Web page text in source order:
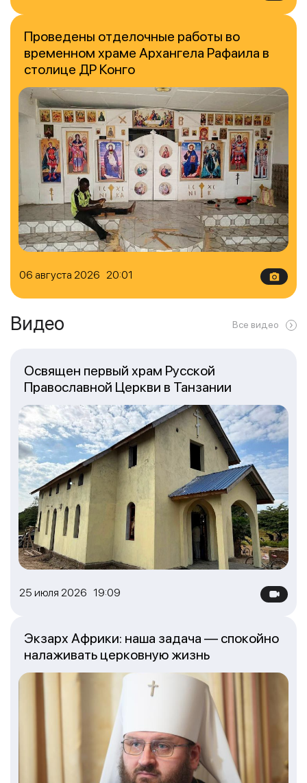
06 августа 2026 20:01
Проведены отделочные работы во
временном храме Архангела Рафаила в
столице ДР Конго
Видео Все видео
25 июля 2026 19:09
Освящен первый храм Русской
Православной Церкви в Танзании
Экзарх Африки: наша задача — спокойно
налаживать церковную жизнь